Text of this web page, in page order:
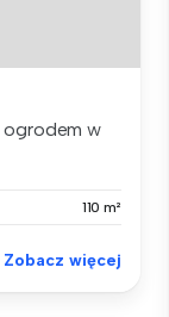
ogrodem w
110 m²
Zobacz więcej